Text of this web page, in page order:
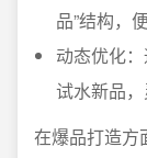
品”结构，
动态优化
试水新品
在爆品打造方